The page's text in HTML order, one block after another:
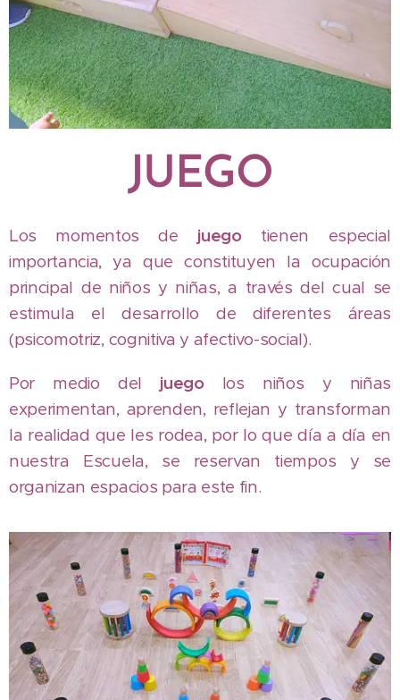
JUEGO
Los momentos de juegotienen especial
importancia, ya que constituyen la ocupación
principal de niños y niñas, a través del cual se
estimula el desarrollo de diferentes áreas
(psicomotriz, cognitiva y afectivo-social).
Por medio del juego los niños y niñas
experimentan, aprenden, reflejan y transforman
la realidad que les rodea, por lo que día a día en
nuestra Escuela, se reservan tiempos y se
organizan espacios para este fin.